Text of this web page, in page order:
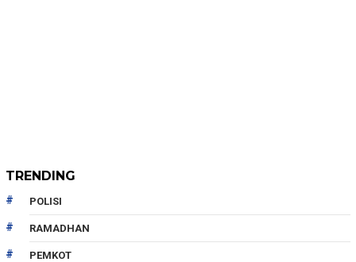
TRENDING
POLISI
RAMADHAN
PEMKOT